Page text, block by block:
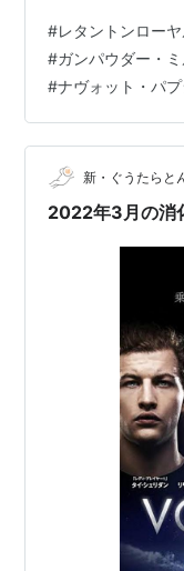
えて、盗まれた金
れた娘の為に金を
の中に飛び込むよ
ト・パウシャド監
ランティーノ監督
ォーンの映画が大
#レタントンロー
#ガンパウダー・
#ナヴォット・パ
新・ぐうたらと
2022年3月の消